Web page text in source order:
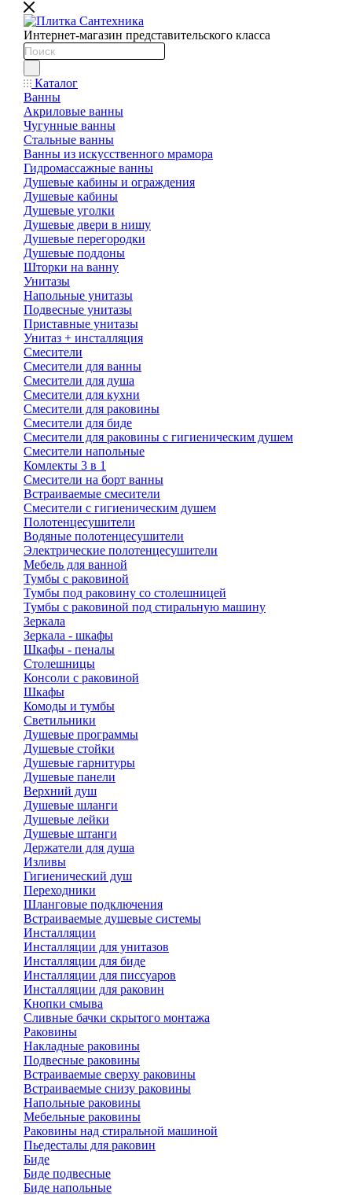
Интернет-магазин представительского класса
Каталог
Ванны
Акриловые ванны
Чугунные ванны
Стальные ванны
Ванны из искусственного мрамора
Гидромассажные ванны
Душевые кабины и ограждения
Душевые кабины
Душевые уголки
Душевые двери в нишу
Душевые перегородки
Душевые поддоны
Шторки на ванну
Унитазы
Напольные унитазы
Подвесные унитазы
Приставные унитазы
Унитаз + инсталляция
Смесители
Смесители для ванны
Смесители для душа
Смесители для кухни
Смесители для раковины
Смесители для биде
Смесители для раковины с гигиеническим душем
Смесители напольные
Комлекты 3 в 1
Смесители на борт ванны
Встраиваемые смесители
Смесители с гигиеническим душем
Полотенцесушители
Водяные полотенцесушители
Электрические полотенцесушители
Мебель для ванной
Тумбы с раковиной
Тумбы под раковину со столешницей
Тумбы с раковиной под стиральную машину
Зеркала
Зеркала - шкафы
Шкафы - пеналы
Столешницы
Консоли с раковиной
Шкафы
Комоды и тумбы
Светильники
Душевые программы
Душевые стойки
Душевые гарнитуры
Душевые панели
Верхний душ
Душевые шланги
Душевые лейки
Душевые штанги
Держатели для душа
Изливы
Гигиенический душ
Переходники
Шланговые подключения
Встраиваемые душевые системы
Инсталляции
Инсталляции для унитазов
Инсталляции для биде
Инсталляции для писсуаров
Инсталляции для раковин
Кнопки смыва
Сливные бачки скрытого монтажа
Раковины
Накладные раковины
Подвесные раковины
Встраиваемые сверху раковины
Встраиваемые снизу раковины
Напольные раковины
Мебельные раковины
Раковины над стиральной машиной
Пьедесталы для раковин
Биде
Биде подвесные
Биде напольные